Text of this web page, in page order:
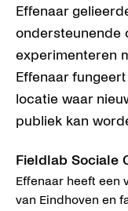
Effenaar
ondersteunende
experimenteren
Effenaar
locatie waar
publiek kan
Fieldlab Sociale
Effenaar heeft een
van Eindhoven en